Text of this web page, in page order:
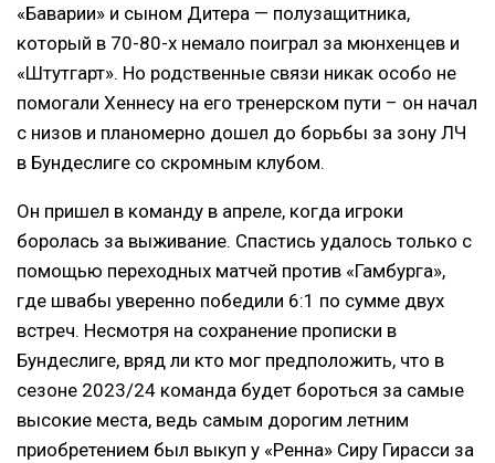
«Баварии» и сыном Дитера — полузащитника,
который в 70-80-х немало поиграл за мюнхенцев и
«Штутгарт». Но родственные связи никак особо не
помогали Хеннесу на его тренерском пути – он начал
с низов и планомерно дошел до борьбы за зону ЛЧ
в Бундеслиге со скромным клубом.
Он пришел в команду в апреле, когда игроки
боролась за выживание. Спастись удалось только с
помощью переходных матчей против «Гамбурга»,
где швабы уверенно победили 6:1 по сумме двух
встреч. Несмотря на сохранение прописки в
Бундеслиге, вряд ли кто мог предположить, что в
сезоне 2023/24 команда будет бороться за самые
высокие места, ведь самым дорогим летним
приобретением был выкуп у «Ренна» Сиру Гирасси за